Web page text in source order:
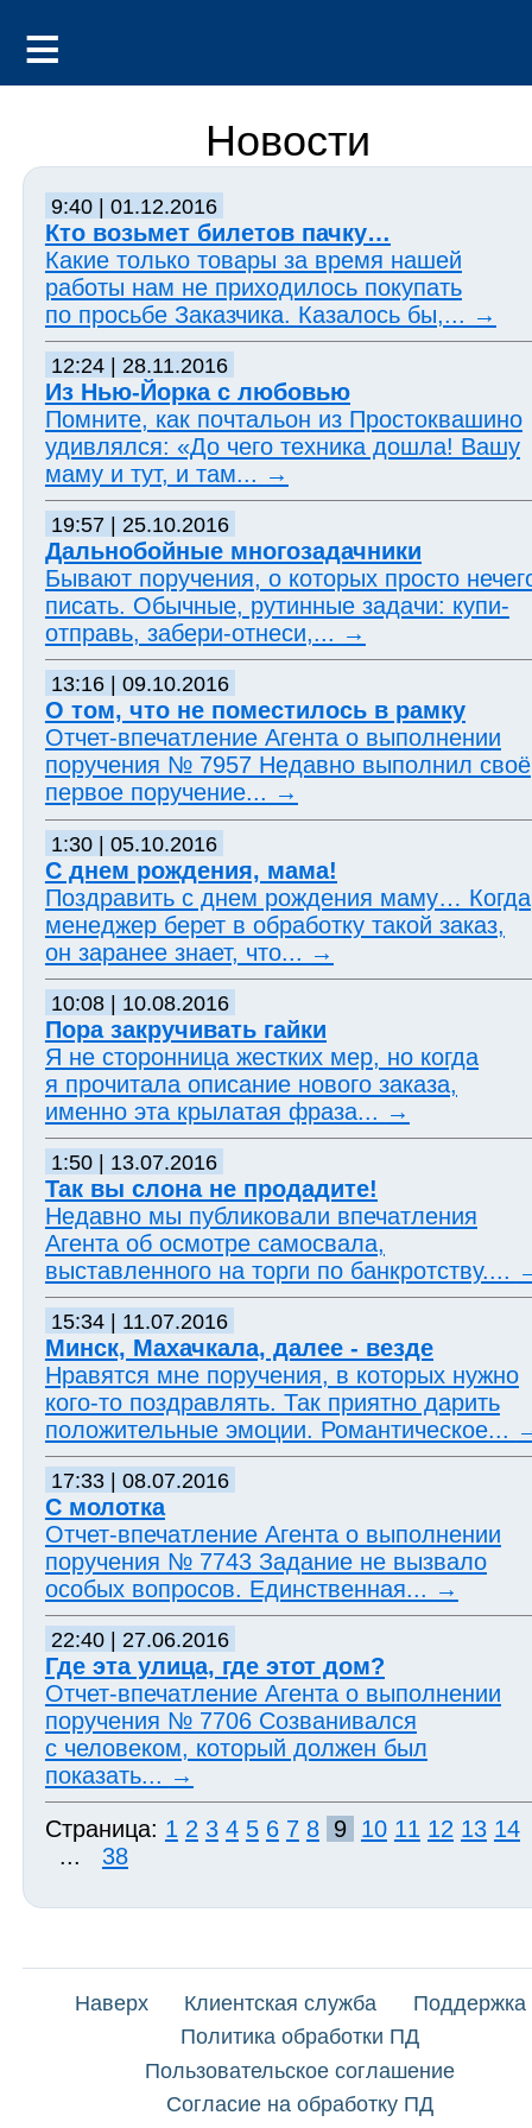
Новости
9:40 | 01.12.2016
Кто возьмет билетов пачку…
Какие только товары за время нашей
работы нам не приходилось покупать
по просьбе Заказчика. Казалось бы,... →
12:24 | 28.11.2016
Из Нью-Йорка с любовью
Помните, как почтальон из Простоквашино
удивлялся: «До чего техника дошла! Вашу
маму и тут, и там... →
19:57 | 25.10.2016
Дальнобойные многозадачники
Бывают поручения, о которых просто
писать. Обычные, рутинные задачи: купи-
отправь, забери-отнеси,... →
13:16 | 09.10.2016
О том, что не поместилось в рамку
Отчет-впечатление Агента о выполнении
поручения № 7957 Недавно выполнил своё
первое поручение... →
1:30 | 05.10.2016
С днем рождения, мама!
Поздравить с днем рождения маму… Когда
менеджер берет в обработку такой заказ,
он заранее знает, что... →
10:08 | 10.08.2016
Пора закручивать гайки
Я не сторонница жестких мер, но когда
я прочитала описание нового заказа,
именно эта крылатая фраза... →
1:50 | 13.07.2016
Так вы слона не продадите!
Недавно мы публиковали впечатления
Агента об осмотре самосвала,
выставленного на торги по банкротству....
15:34 | 11.07.2016
Минск, Махачкала, далее - везде
Нравятся мне поручения, в которых нужно
кого-то поздравлять. Так приятно дарить
положительные эмоции. Романтическое...
17:33 | 08.07.2016
С молотка
Отчет-впечатление Агента о выполнении
поручения № 7743 Задание не вызвало
особых вопросов. Единственная... →
22:40 | 27.06.2016
Где эта улица, где этот дом?
Отчет-впечатление Агента о выполнении
поручения № 7706 Созванивался
с человеком, который должен был
показать... →
Страница: 1 2 3 4 5 6 7 8 9 10 11 12 13 14
... 38
Наверх Клиентская служба
Поддержка
Политика обработки ПД
Пользовательское соглашение
Согласие на обработку ПД